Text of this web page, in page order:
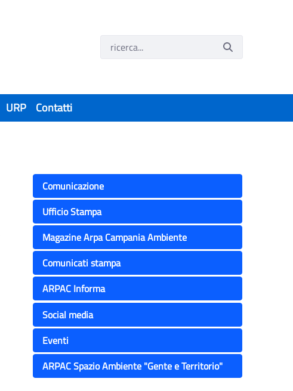
URP Contatti
Comunicazione
Ufficio Stampa
Magazine Arpa Campania Ambiente
Comunicati stampa
ARPAC Informa
Social media
Eventi
ARPAC Spazio Ambiente "Gente e Territorio"